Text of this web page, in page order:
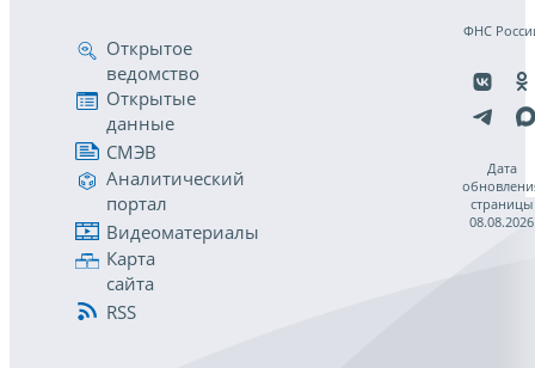
Открытое
ведомство
Открытые
данные
СМЭВ
Аналитический
портал
Видеоматериалы
Карта
сайта
RSS
ФНС
Дата
страницы
08.08.2026